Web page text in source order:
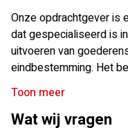
Onze opdrachtgever is
dat gespecialiseerd is
uitvoeren van
eindbestemming. Het
transport, opslag,
van moderne en
Toon meer
Wat wij vragen